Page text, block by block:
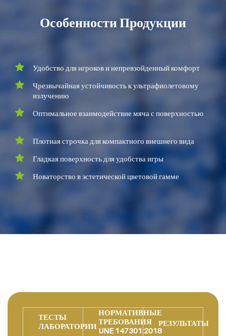
Особенности Продукции
Удобство для игроков и непревзойденный комфорт
Чрезвычайная устойчивость к ультрафиолетовому
излучению
Оптимальное взаимодействие мяча с поверхностью
Плотная строчка для компактного внешнего вида
Гладкая поверхность для удобства игры
Новаторство в эстетической цветовой гамме
ТЕСТЫ
ЛАБОРАТОРИИ
НОРМАТИВНЫЕ
ТРЕБОВАНИЯ
UNE 147301:2018
РЕЗУЛЬТАТЫ